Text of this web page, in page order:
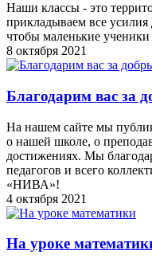
Наши классы - это
прикладываем все усилия
чтобы маленькие
8 октября 2021
Благодарим вас за
На нашем сайте мы
о нашей школе, о
достижениях. Мы
педагогов и всего
«НИВА»!
4 октября 2021
На уроке